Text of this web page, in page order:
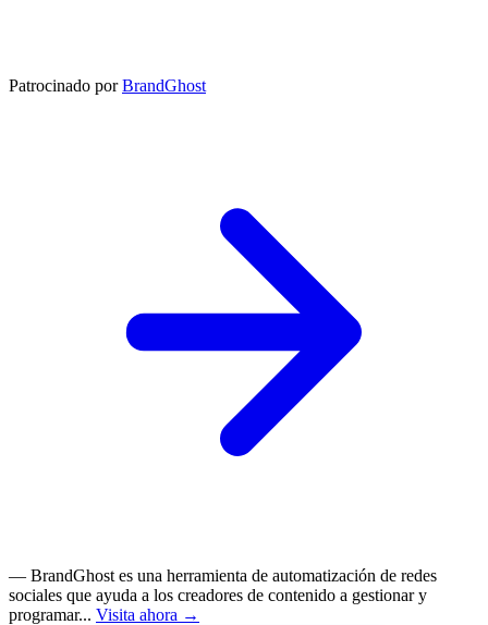
Patrocinado por BrandGhost
— BrandGhost es una herramienta de automatización de redes
sociales que ayuda a los creadores de contenido a gestionar y
programar... Visita ahora →